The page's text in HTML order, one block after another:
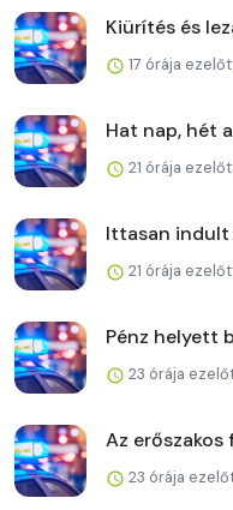
Kiürítés és
17 órája
Hat nap, hét
21 órája
Ittasan indult
21 órája
Pénz helyett
23 órája
Az erőszakos
23 órája